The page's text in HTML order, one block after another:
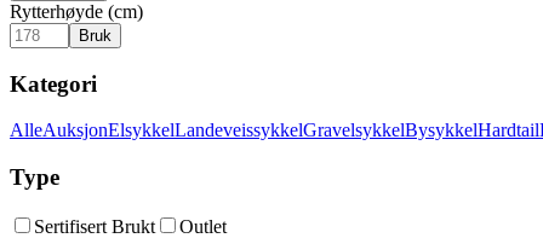
Rytterhøyde (cm)
Bruk
Kategori
AlleAuksjonElsykkelLandeveissykkelGravelsykkelBysykkelHardtail
Type
Sertifisert Brukt
Outlet